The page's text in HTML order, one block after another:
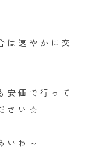
は速やかに交
安価で行って
さい☆
いわ～